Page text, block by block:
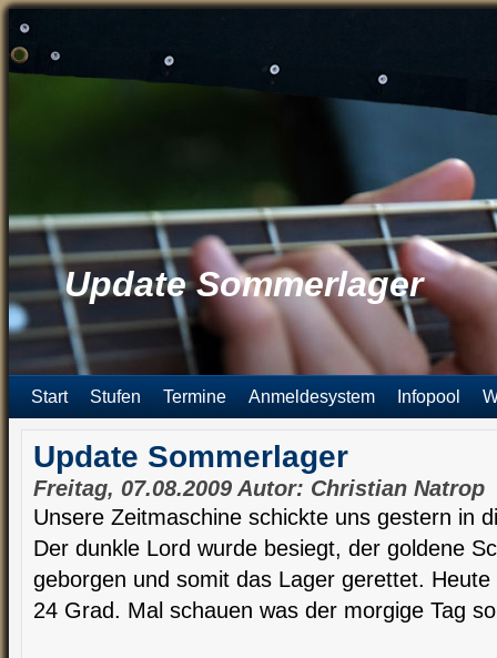
Update Sommerlager
Start Stufen Termine Anmeldesystem Infopool
Update Sommerlager
Freitag, 07.08.2009 Autor: Christian Natrop
Unsere Zeitmaschine schickte uns gestern in
Der dunkle Lord wurde besiegt, der goldene
geborgen und somit das Lager gerettet.
24 Grad. Mal schauen was der morgige Tag